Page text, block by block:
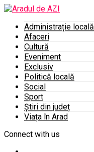
Administrație locală
Afaceri
Cultură
Eveniment
Exclusiv
Politică locală
Social
Sport
Știri din județ
Viața în Arad
Connect with us